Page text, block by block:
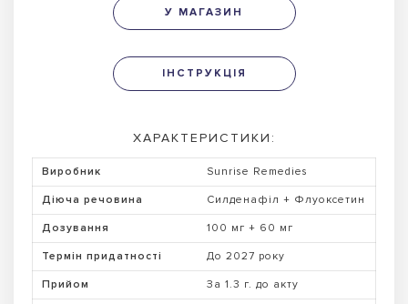
У МАГАЗИН
ІНСТРУКЦІЯ
ХАРАКТЕРИСТИКИ:
Виробник Sunrise Remedies
Діюча речовина Силденафіл + Флуоксетин
Дозування 100 мг + 60 мг
Термін придатності До 2027 року
Прийом За 1.3 г. до акту